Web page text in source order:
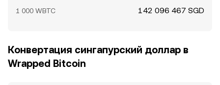
1 000 WBTC 142 096 467 SGD
Конвертация сингапурский доллар в
Wrapped Bitcoin